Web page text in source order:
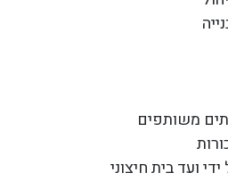
משותפים
ועד בית חיצוני